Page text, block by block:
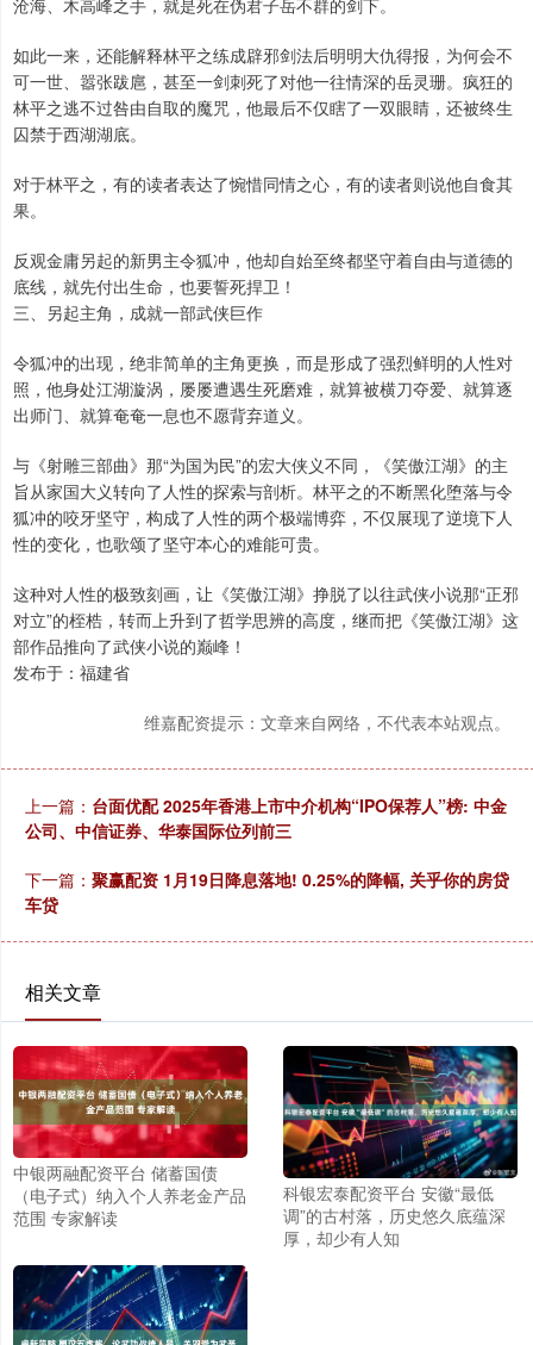
沧海、木高峰之手，就是死在伪君子岳不群的剑下。
如此一来，还能解释林平之练成辟邪剑法后明明大仇得报，为何会不
可一世、嚣张跋扈，甚至一剑刺死了对他一往情深的岳灵珊。疯狂的
林平之逃不过咎由自取的魔咒，他最后不仅瞎了一双眼睛，还被终生
囚禁于西湖湖底。
对于林平之，有的读者表达了惋惜同情之心，有的读者则说他自食其
果。
反观金庸另起的新男主令狐冲，他却自始至终都坚守着自由与道德的
底线，就先付出生命，也要誓死捍卫！
三、另起主角，成就一部武侠巨作
令狐冲的出现，绝非简单的主角更换，而是形成了强烈鲜明的人性对
照，他身处江湖漩涡，屡屡遭遇生死磨难，就算被横刀夺爱、就算逐
出师门、就算奄奄一息也不愿背弃道义。
与《射雕三部曲》那“为国为民”的宏大侠义不同，《笑傲江湖》的主
旨从家国大义转向了人性的探索与剖析。林平之的不断黑化堕落与令
狐冲的咬牙坚守，构成了人性的两个极端博弈，不仅展现了逆境下人
性的变化，也歌颂了坚守本心的难能可贵。
这种对人性的极致刻画，让《笑傲江湖》挣脱了以往武侠小说那“正邪
对立”的桎梏，转而上升到了哲学思辨的高度，继而把《笑傲江湖》这
部作品推向了武侠小说的巅峰！
发布于：福建省
维嘉配资提示：文章来自网络，不代表本站观点。
上一篇： 台面优配 2025年香港上市中介机构“IPO保荐人”榜: 中金
公司、中信证券、华泰国际位列前三
下一篇： 聚赢配资 1月19日降息落地! 0.25%的降幅, 关乎你的房贷
车贷
相关文章
中银两融配资平台 储蓄国债
（电子式）纳入个人养老金产品
范围 专家解读
科银宏泰配资平台 安徽“最低
调”的古村落，历史悠久底蕴深
厚，却少有人知